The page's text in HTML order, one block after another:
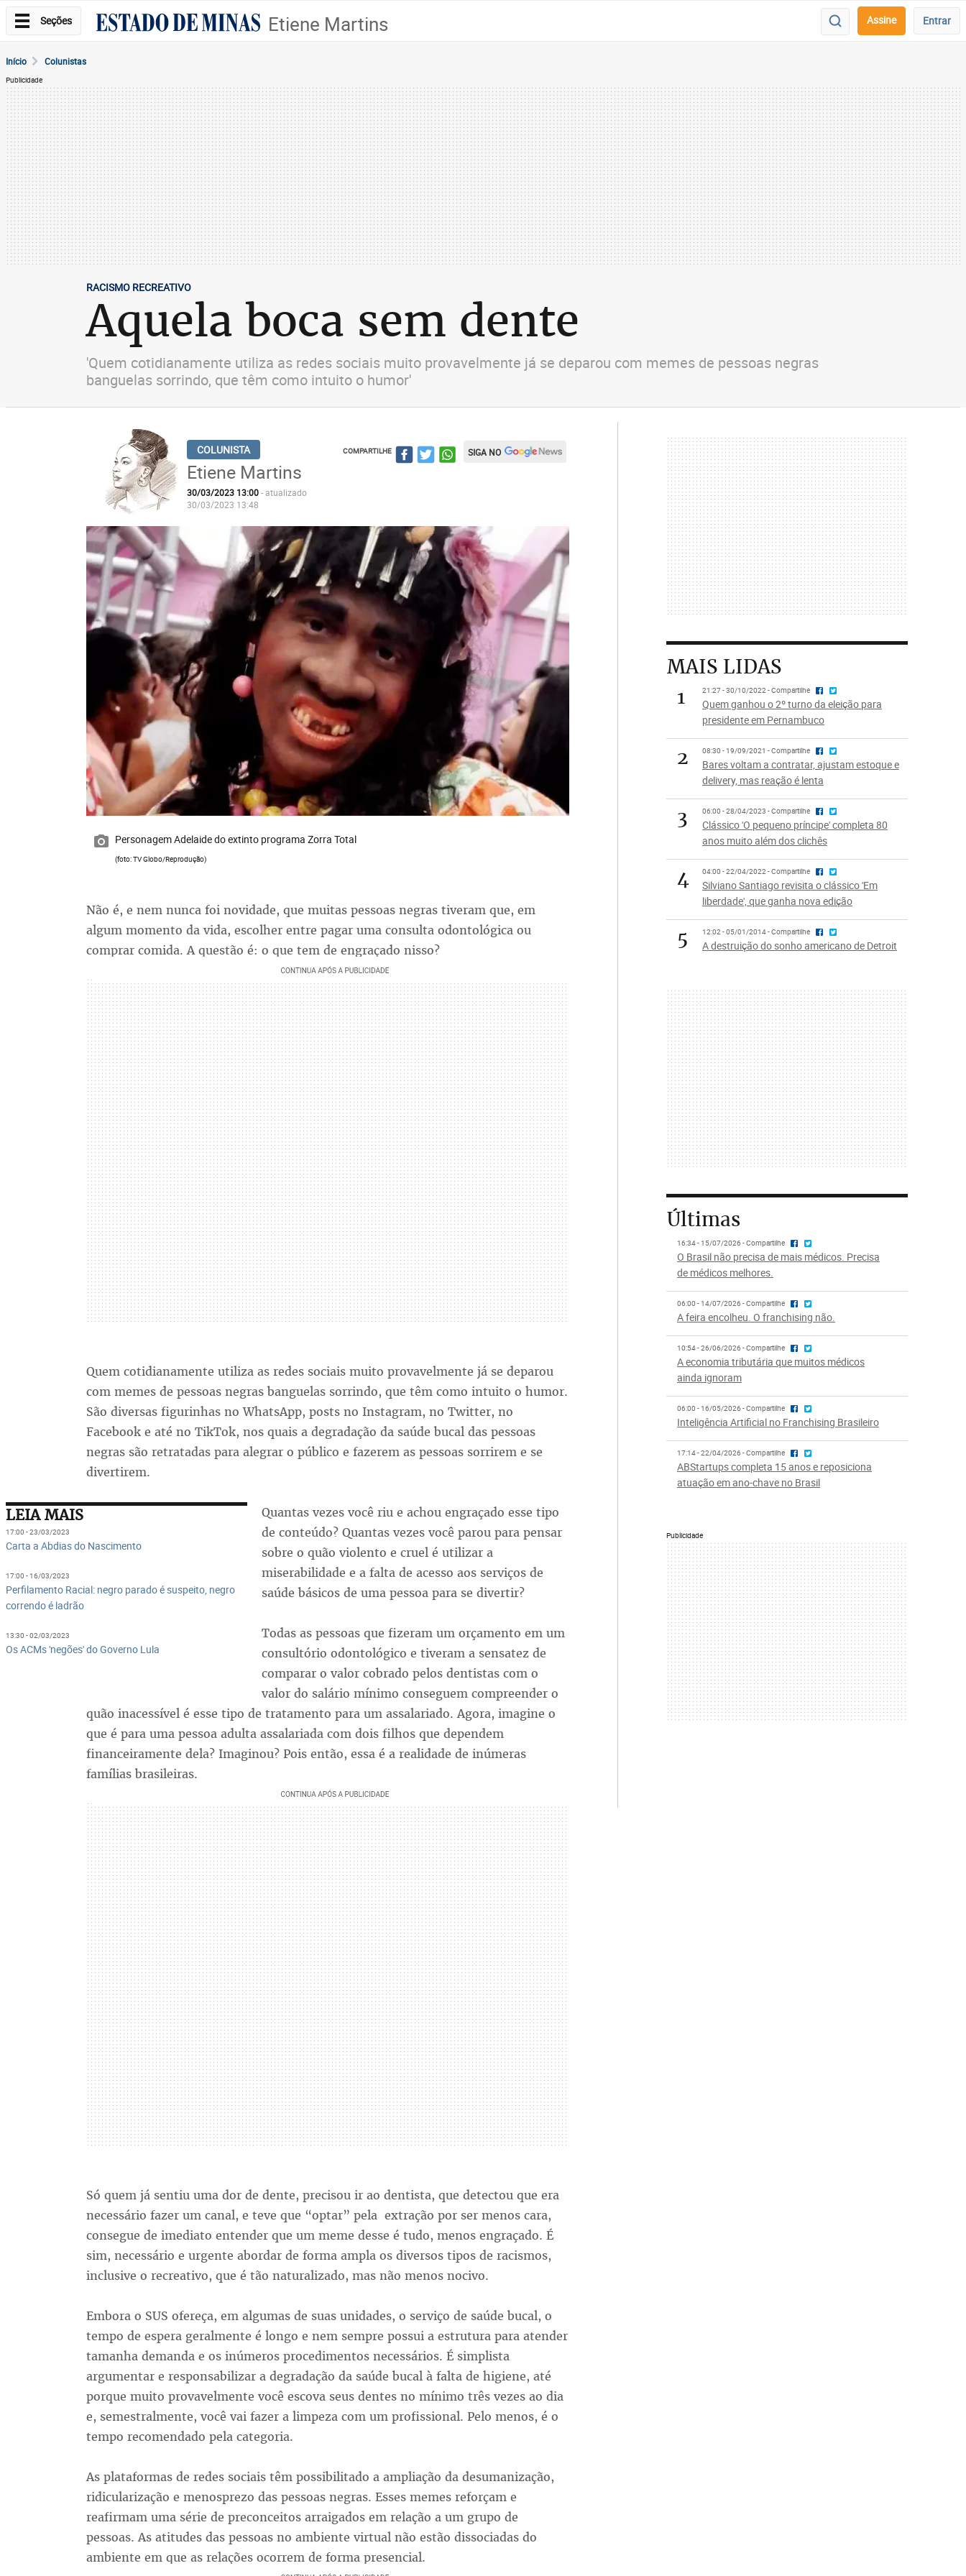
Seções Etiene Martins Assine Entrar
Início Colunistas
Publicidade
RACISMO RECREATIVO
Aquela boca sem dente
'Quem cotidianamente utiliza as redes sociais muito provavelmente já se deparou com memes de pessoas negras
banguelas sorrindo, que têm como intuito o humor'
Etiene Martins
30/03/2023 13:00- atualizado
30/03/2023 13:48
COMPARTILHE SIGA NO
Personagem Adelaide do extinto programa Zorra Total
(foto: TV Globo/Reprodução)
Não é, e nem nunca foi novidade, que muitas pessoas negras tiveram que, em
algum momento da vida, escolher entre pagar uma consulta odontológica ou
comprar comida. A questão é: o que tem de engraçado nisso?
Quem cotidianamente utiliza as redes sociais muito provavelmente já se deparou
com memes de pessoas negras banguelas sorrindo, que têm como intuito o humor.
São diversas figurinhas no WhatsApp, posts no Instagram, no Twitter, no
Facebook e até no TikTok, nos quais a degradação da saúde bucal das pessoas
negras são retratadas para alegrar o público e fazerem as pessoas sorrirem e se
divertirem.
LEIA MAIS
17:00 - 23/03/2023
Carta a Abdias do Nascimento
17:00 - 16/03/2023
Perfilamento Racial: negro parado é suspeito, negro
correndo é ladrão
13:30 - 02/03/2023
Os ACMs 'negões' do Governo Lula
Quantas vezes você riu e achou engraçado esse tipo
de conteúdo? Quantas vezes você parou para pensar
sobre o quão violento e cruel é utilizar a
miserabilidade e a falta de acesso aos serviços de
saúde básicos de uma pessoa para se divertir?
Todas as pessoas que fizeram um orçamento em um
consultório odontológico e tiveram a sensatez de
comparar o valor cobrado pelos dentistas com o
valor do salário mínimo conseguem compreender o
quão inacessível é esse tipo de tratamento para um assalariado. Agora, imagine o
que é para uma pessoa adulta assalariada com dois filhos que dependem
financeiramente dela? Imaginou? Pois então, essa é a realidade de inúmeras
famílias brasileiras.
Só quem já sentiu uma dor de dente, precisou ir ao dentista, que detectou que era
necessário fazer um canal, e teve que “optar” pela extração por ser menos cara,
consegue de imediato entender que um meme desse é tudo, menos engraçado. É
sim, necessário e urgente abordar de forma ampla os diversos tipos de racismos,
inclusive o recreativo, que é tão naturalizado, mas não menos nocivo.
Embora o SUS ofereça, em algumas de suas unidades, o serviço de saúde bucal, o
tempo de espera geralmente é longo e nem sempre possui a estrutura para atender
tamanha demanda e os inúmeros procedimentos necessários. É simplista
argumentar e responsabilizar a degradação da saúde bucal à falta de higiene, até
porque muito provavelmente você escova seus dentes no mínimo três vezes ao dia
e, semestralmente, você vai fazer a limpeza com um profissional. Pelo menos, é o
tempo recomendado pela categoria.
As plataformas de redes sociais têm possibilitado a ampliação da desumanização,
ridicularização e menosprezo das pessoas negras. Esses memes reforçam e
reafirmam uma série de preconceitos arraigados em relação a um grupo de
pessoas. As atitudes das pessoas no ambiente virtual não estão dissociadas do
ambiente em que as relações ocorrem de forma presencial.
MAIS LIDAS
1
21:27 - 30/10/2022 - Compartilhe
Quem ganhou o 2º turno da eleição para
presidente em Pernambuco
2 08:30 - 19/09/2021 - Compartilhe
Bares voltam a contratar, ajustam estoque e
delivery, mas reação é lenta
3 06:00 - 28/04/2023 - Compartilhe
Clássico 'O pequeno príncipe' completa 80
anos muito além dos clichês
4 04:00 - 22/04/2022 - Compartilhe
Silviano Santiago revisita o clássico 'Em
liberdade', que ganha nova edição
5 12:02 - 05/01/2014 - Compartilhe
A destruição do sonho americano de Detroit
Últimas
16:34 - 15/07/2026 - Compartilhe
O Brasil não precisa de mais médicos. Precisa
de médicos melhores.
06:00 - 14/07/2026 - Compartilhe
A feira encolheu. O franchising não.
10:54 - 26/06/2026 - Compartilhe
A economia tributária que muitos médicos
ainda ignoram
06:00 - 16/05/2026 - Compartilhe
Inteligência Artificial no Franchising Brasileiro
17:14 - 22/04/2026 - Compartilhe
ABStartups completa 15 anos e reposiciona
atuação em ano-chave no Brasil
Publicidade